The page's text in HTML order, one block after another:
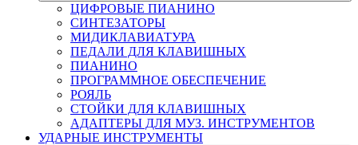
ЦИФРОВЫЕ ПИАНИНО
СИНТЕЗАТОРЫ
МИДИКЛАВИАТУРА
ПЕДАЛИ ДЛЯ КЛАВИШНЫХ
ПИАНИНО
ПРОГРАММНОЕ ОБЕСПЕЧЕНИЕ
РОЯЛЬ
СТОЙКИ ДЛЯ КЛАВИШНЫХ
АДАПТЕРЫ ДЛЯ МУЗ. ИНСТРУМЕНТОВ
УДАРНЫЕ ИНСТРУМЕНТЫ